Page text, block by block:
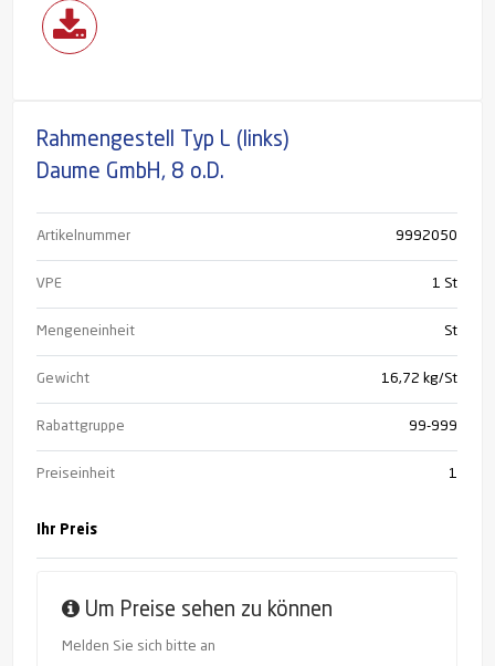
Rahmengestell Typ L (links)
Daume GmbH, 8 o.D.
Artikelnummer 9992050
VPE 1 St
Mengeneinheit St
Gewicht 16,72 kg/St
Rabattgruppe 99-999
Preiseinheit 1
Ihr Preis
Um Preise sehen zu können
Melden Sie sich bitte an